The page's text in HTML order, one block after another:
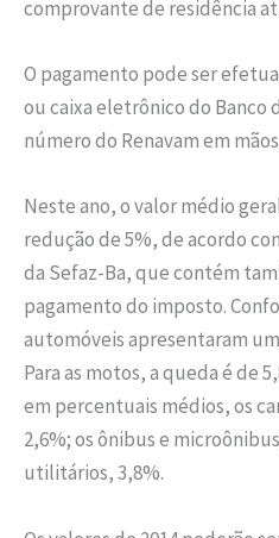
comprovante de residência
O pagamento pode ser
ou caixa eletrônico do Banco
número do Renavam em
Neste ano, o valor médio
redução de 5%, de acordo
da Sefaz-Ba, que contém
pagamento do imposto.
automóveis apresentaram
Para as motos, a queda é de
em percentuais médios, os
2,6%; os ônibus e
utilitários, 3,8%.